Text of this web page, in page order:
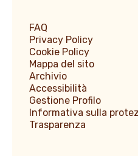
FAQ
Privacy Policy
Cookie Policy
Mappa del sito
Archivio
Accessibilità
Gestione Profilo
Informativa sulla
Trasparenza